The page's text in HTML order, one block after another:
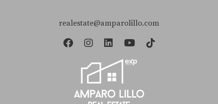
Es recomendable destacar características como
ubicación privilegiada, comodidades modernas y el estilo
¿Cómo puedo mejorar las fotos de mi
realestate@amparolillo.com